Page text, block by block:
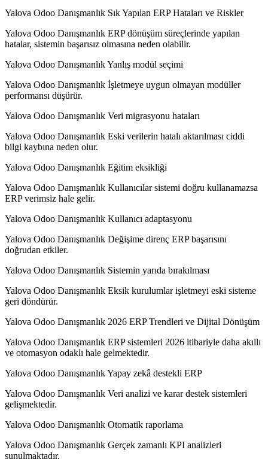
Yalova Odoo Danışmanlık Sık Yapılan ERP Hataları ve Riskler
Yalova Odoo Danışmanlık ERP dönüşüm süreçlerinde yapılan
hatalar, sistemin başarısız olmasına neden olabilir.
Yalova Odoo Danışmanlık Yanlış modül seçimi
Yalova Odoo Danışmanlık İşletmeye uygun olmayan modüller
performansı düşürür.
Yalova Odoo Danışmanlık Veri migrasyonu hataları
Yalova Odoo Danışmanlık Eski verilerin hatalı aktarılması ciddi
bilgi kaybına neden olur.
Yalova Odoo Danışmanlık Eğitim eksikliği
Yalova Odoo Danışmanlık Kullanıcılar sistemi doğru kullanamazsa
ERP verimsiz hale gelir.
Yalova Odoo Danışmanlık Kullanıcı adaptasyonu
Yalova Odoo Danışmanlık Değişime direnç ERP başarısını
doğrudan etkiler.
Yalova Odoo Danışmanlık Sistemin yarıda bırakılması
Yalova Odoo Danışmanlık Eksik kurulumlar işletmeyi eski sisteme
geri döndürür.
Yalova Odoo Danışmanlık 2026 ERP Trendleri ve Dijital Dönüşüm
Yalova Odoo Danışmanlık ERP sistemleri 2026 itibariyle daha akıllı
ve otomasyon odaklı hale gelmektedir.
Yalova Odoo Danışmanlık Yapay zekâ destekli ERP
Yalova Odoo Danışmanlık Veri analizi ve karar destek sistemleri
gelişmektedir.
Yalova Odoo Danışmanlık Otomatik raporlama
Yalova Odoo Danışmanlık Gerçek zamanlı KPI analizleri
sunulmaktadır.